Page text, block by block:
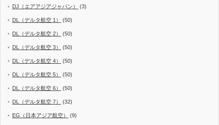
DJ（エアアジアジャパン） (3)
DL（デルタ航空 1） (50)
DL（デルタ航空 2） (50)
DL（デルタ航空 3） (50)
DL（デルタ航空 4） (50)
DL（デルタ航空 5） (50)
DL（デルタ航空 6） (50)
DL（デルタ航空 7） (32)
EG（日本アジア航空） (9)